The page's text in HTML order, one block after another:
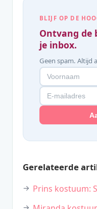
BLIJF OP DE
Ontvang de
je inbox.
Geen spam. Altijd
Gerelateerde
Prins kostuum: